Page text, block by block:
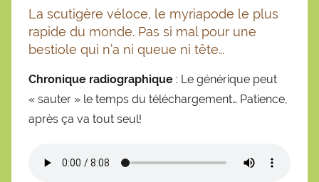
r
S
é
s
t
e
La scutigère véloce, le myriapode le plus
rapide du monde. Pas si mal pour une
bestiole qui n’a ni queue ni tête…
Chronique radiographique : Le générique peut
« sauter » le temps du téléchargement… Patience,
après ça va tout seul!